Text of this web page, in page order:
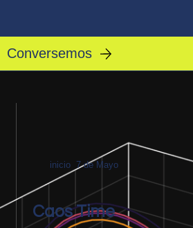
Conversemos
inicio 7 de Mayo
Caos Time